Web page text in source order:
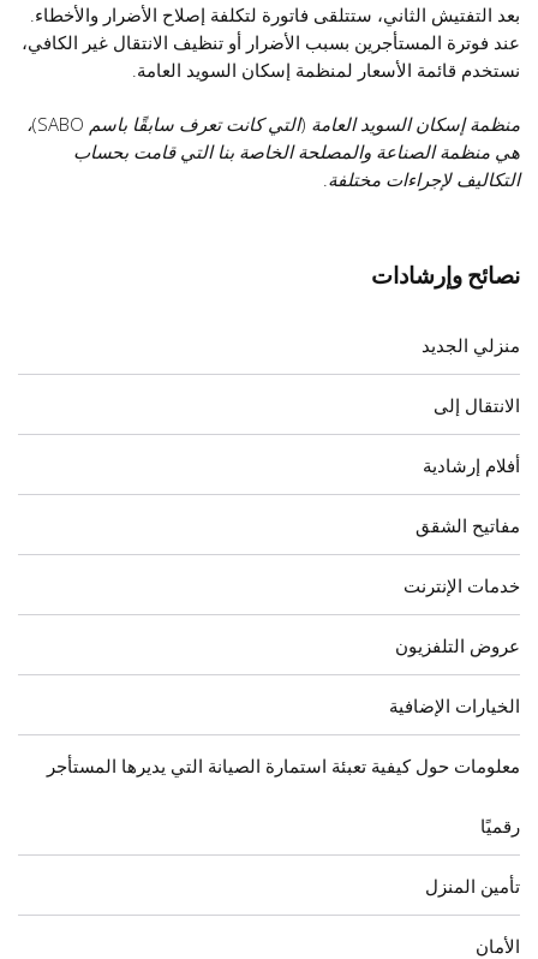
نصائح وإرشادات
منزلي الجديد
الانتقال إلى
أفلام إرشادية
مفاتيح الشقق
خدمات الإنترنت
عروض التلفزيون
الخيارات الإضافية
معلومات حول كيفية تعبئة استمارة الصيانة التي يديرها المستأجر
رقميًا
تأمين المنزل
الأمان
بعد التفتيش الثاني، ستتلقى فاتورة لتكلفة إصلاح الأضرار والأخطاء.
عند فوترة المستأجرين بسبب الأضرار أو تنظيف الانتقال غير الكافي،
نستخدم قائمة الأسعار لمنظمة إسكان السويد العامة.
منظمة إسكان السويد العامة (التي كانت تعرف سابقًا باسم SABO)،
هي منظمة الصناعة والمصلحة الخاصة بنا التي قامت بحساب
التكاليف لإجراءات مختلفة.